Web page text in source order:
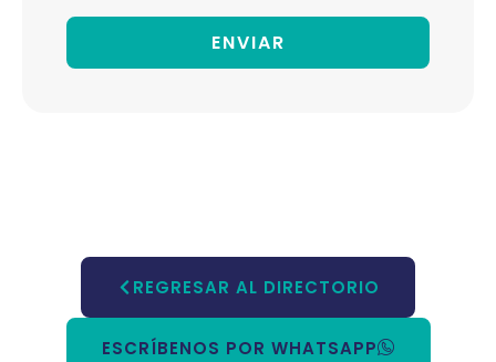
ENVIAR
REGRESAR AL DIRECTORIO
ESCRÍBENOS POR WHATSAPP